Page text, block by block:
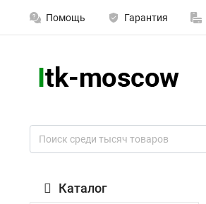
Помощь Гарантия
Каталог